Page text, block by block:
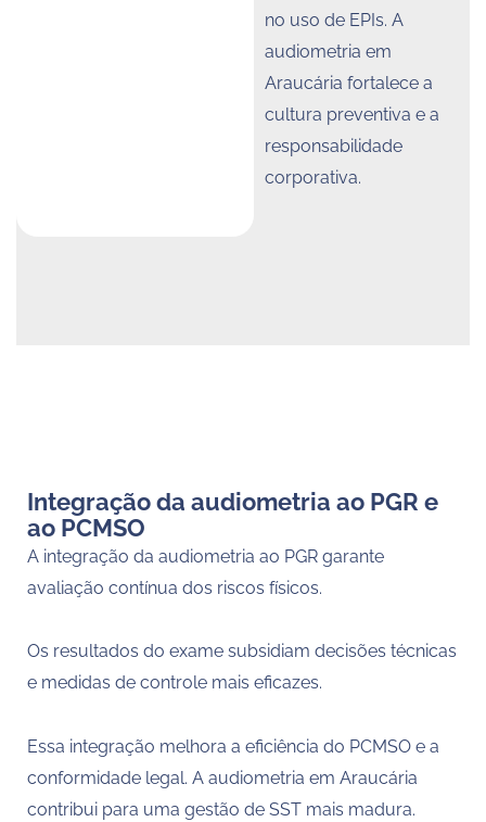
no uso de EPIs. A
audiometria em
Araucária fortalece a
cultura preventiva e a
responsabilidade
corporativa.
Integração da audiometria ao PGR e
ao PCMSO
A integração da audiometria ao PGR garante
avaliação contínua dos riscos físicos.
Os resultados do exame subsidiam decisões técnicas
e medidas de controle mais eficazes.
Essa integração melhora a eficiência do PCMSO e a
conformidade legal. A audiometria em Araucária
contribui para uma gestão de SST mais madura.